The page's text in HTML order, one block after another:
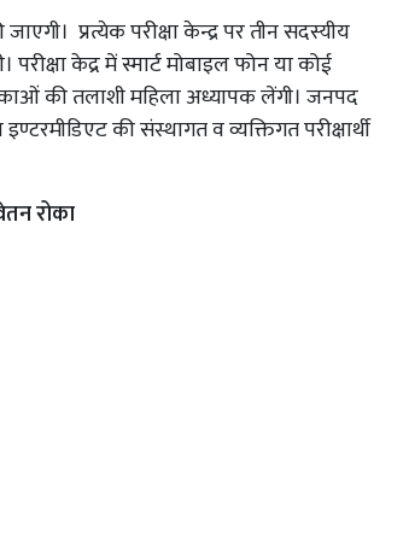
जाएगी। प्रत्येक परीक्षा केन्द्र पर तीन सदस्यीय
केद्र में स्मार्ट मोबाइल फोन या कोई
की तलाशी महिला अध्यापक लेंगी। जनपद
की संस्थागत व व्यक्तिगत परीक्षार्थी
रोका